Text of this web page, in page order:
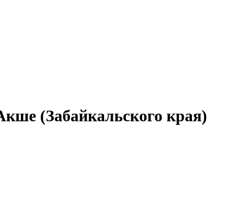
(Забайкальского края)